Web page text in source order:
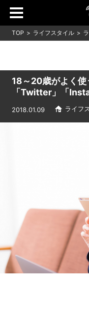
TOP ライフスタイル
18～20歳がよく使
「Twitter」「
2018.01.09 ライフ